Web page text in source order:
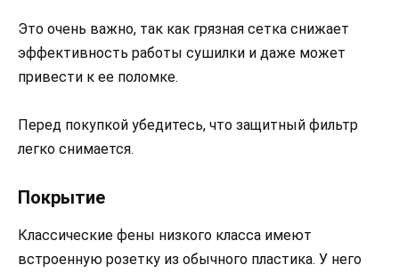
Это очень важно, так как грязная сетка снижает
эффективность работы сушилки и даже может
привести к ее поломке.
Перед покупкой убедитесь, что защитный фильтр
легко снимается.
Покрытие
Классические фены низкого класса имеют
встроенную розетку из обычного пластика. У него